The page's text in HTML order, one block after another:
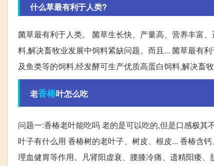
什么草最有利于人类?
菌草最有利于人类。 菌草生长快、产量高、营养丰富
料,解决畜牧业发展中饲料紧缺问题。而且... 菌草最有
及鱼类等的饲料,经发酵可生产优质高蛋白饲料,解决畜
老香椿叶怎么吃
问题一:香椿老叶能吃吗 老的是可以吃的,但是口感极
叶子有什么用 香椿树的老叶子、树皮、根皮... 香椿含
理血健胃等作用。凡肾阳虚衰、腰膝冷痛、遗精阳痿